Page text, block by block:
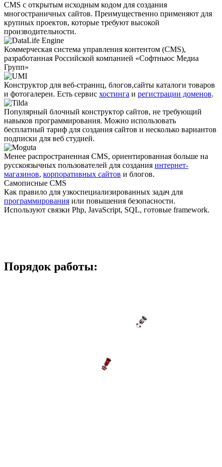
CMS с открытым исходным кодом для создания
многостраничных сайтов. Преимущественно применяют для
крупных проектов, которые требуют высокой
производительности.
Коммерческая система управления контентом (CMS),
разработанная Российской компанией «Софтньюс Медиа
Групп»
Конструктор для веб-страниц, блогов,сайты каталоги товаров
и фотогалереи. Есть сервис хостинга и регистрации доменов.
Популярный блочный конструктор сайтов, не требующий
навыков программирования. Можно использовать
бесплатный тариф для создания сайтов и несколько вариантов
подписки для веб студией.
Менее распро­страненная CMS, ориентированная больше на
русскоязычных пользователей для создания интернет-
магазинов, корпоративных сайтов и блогов.
Самописные CMS
Как правило для узкоспециали­зированных задач для
программирования или повышения безопасности.
Используют связки Php, JavaScript, SQL, готовые framework.
Порядок работы: